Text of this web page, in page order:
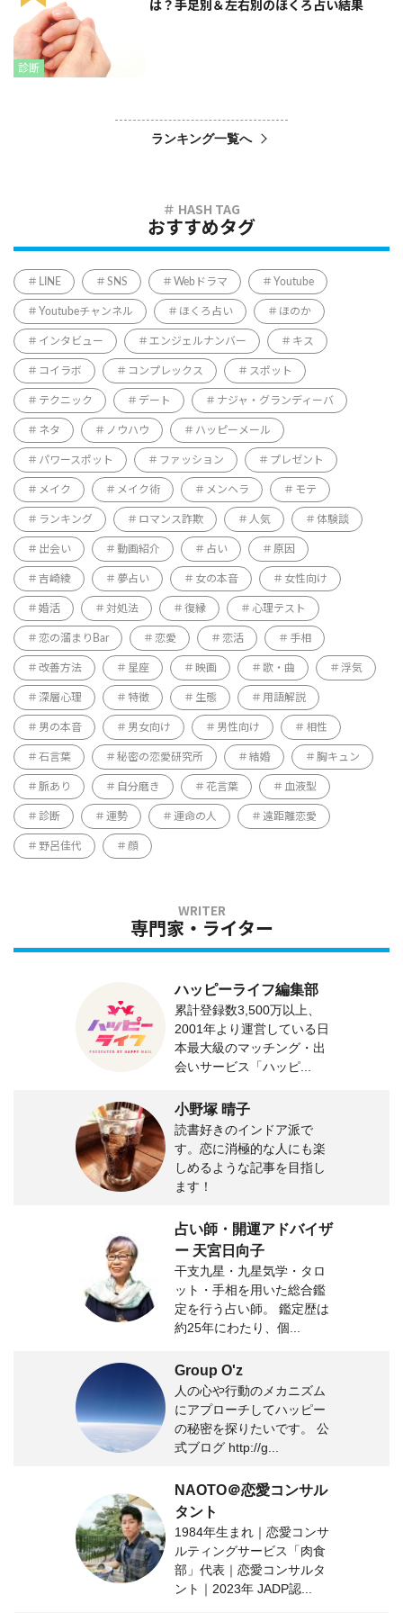
診断
は？手足別＆左右別のほくろ占い結果
ランキング一覧へ
おすすめタグ
LINE SNS Webドラマ Youtube
Youtubeチャンネル ほくろ占い ほのか
インタビュー エンジェルナンバー キス
コイラボ コンプレックス スポット
テクニック デート ナジャ・グランディーバ
ネタ ノウハウ ハッピーメール
パワースポット ファッション プレゼント
メイク メイク術 メンヘラ モテ
ランキング ロマンス詐欺 人気 体験談
出会い 動画紹介 占い 原因
吉崎綾 夢占い 女の本音 女性向け
婚活 対処法 復縁 心理テスト
恋の溜まりBar 恋愛 恋活 手相
改善方法 星座 映画 歌・曲 浮気
深層心理 特徴 生態 用語解説
男の本音 男女向け 男性向け 相性
石言葉 秘密の恋愛研究所 結婚 胸キュン
脈あり 自分磨き 花言葉 血液型
診断 運勢 運命の人 遠距離恋愛
野呂佳代 顔
専門家・ライター
ハッピーライフ編集部
累計登録数3,500万以上、
2001年より運営している日
本最大級のマッチング・出
会いサービス「ハッピ...
小野塚 晴子
読書好きのインドア派で
す。恋に消極的な人にも楽
しめるような記事を目指し
ます！
占い師・開運アドバイザ
ー 天宮日向子
干支九星・九星気学・タロ
ット・手相を用いた総合鑑
定を行う占い師。 鑑定歴は
約25年にわたり、個...
Group O'z
人の心や行動のメカニズム
にアプローチしてハッピー
の秘密を探りたいです。 公
式ブログ http://g...
NAOTO＠恋愛コンサル
タント
1984年生まれ｜恋愛コンサ
ルティングサービス「肉食
部」代表｜恋愛コンサルタ
ント｜2023年 JADP認...